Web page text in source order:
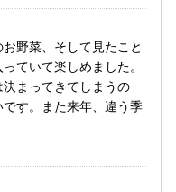
野菜、そして見たこと
ていて楽しめました。
まってきてしまうの
す。また来年、違う季